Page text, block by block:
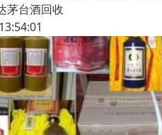
茅台酒回收